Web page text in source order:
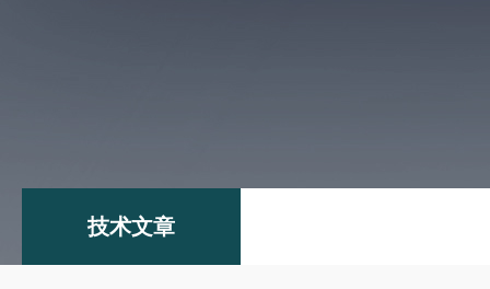
技术文章